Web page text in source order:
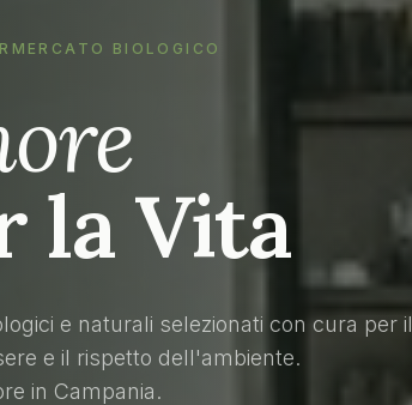
BIOLOGICO
la Vita
e naturali selezionati con cura per il
e il rispetto dell'ambiente.
in Campania.